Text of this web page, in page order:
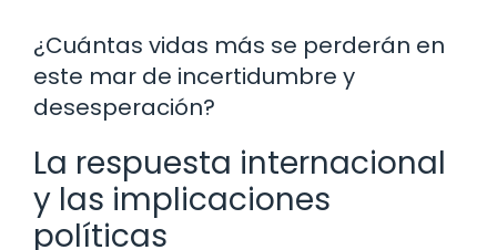
¿Cuántas vidas más se perderán en
este mar de incertidumbre y
desesperación?
La respuesta internacional
y las implicaciones
políticas